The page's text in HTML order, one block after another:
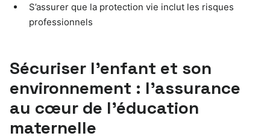
S’assurer que la protection vie inclut les risques
professionnels
Sécuriser l’enfant et son
environnement : l’assurance
au cœur de l’éducation
maternelle